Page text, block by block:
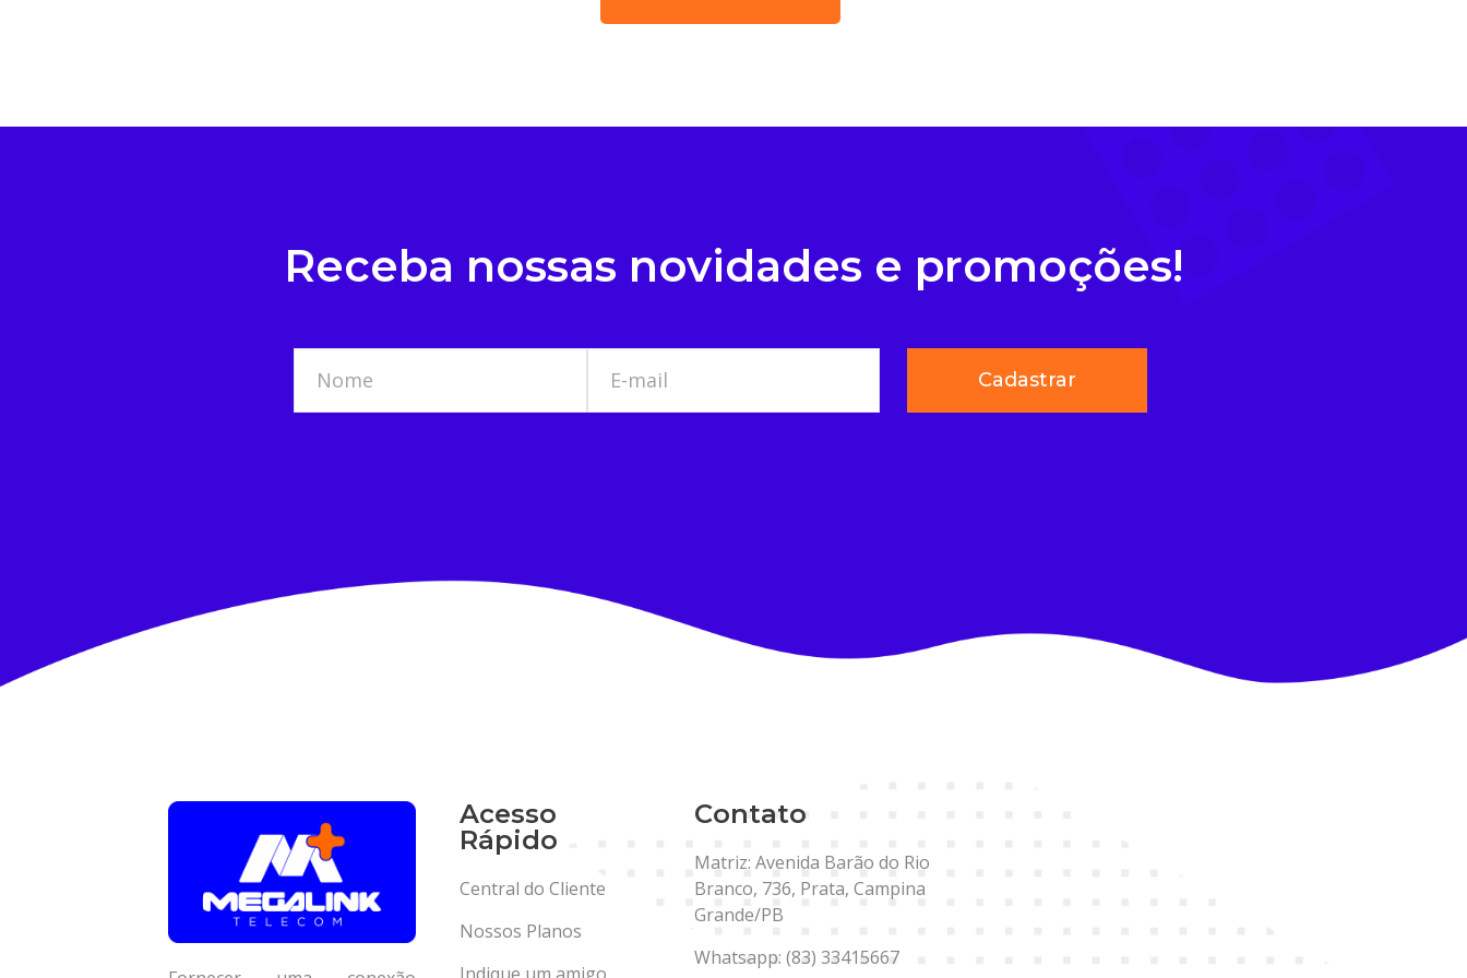
Receba nossas novidades e promoções!
Cadastrar
Acesso
Rápido
Central do Cliente
Nossos Planos
Contato
Matriz: Avenida Barão do Rio
Branco, 736, Prata, Campina
Grande/PB
Whatsapp: (83) 33415667